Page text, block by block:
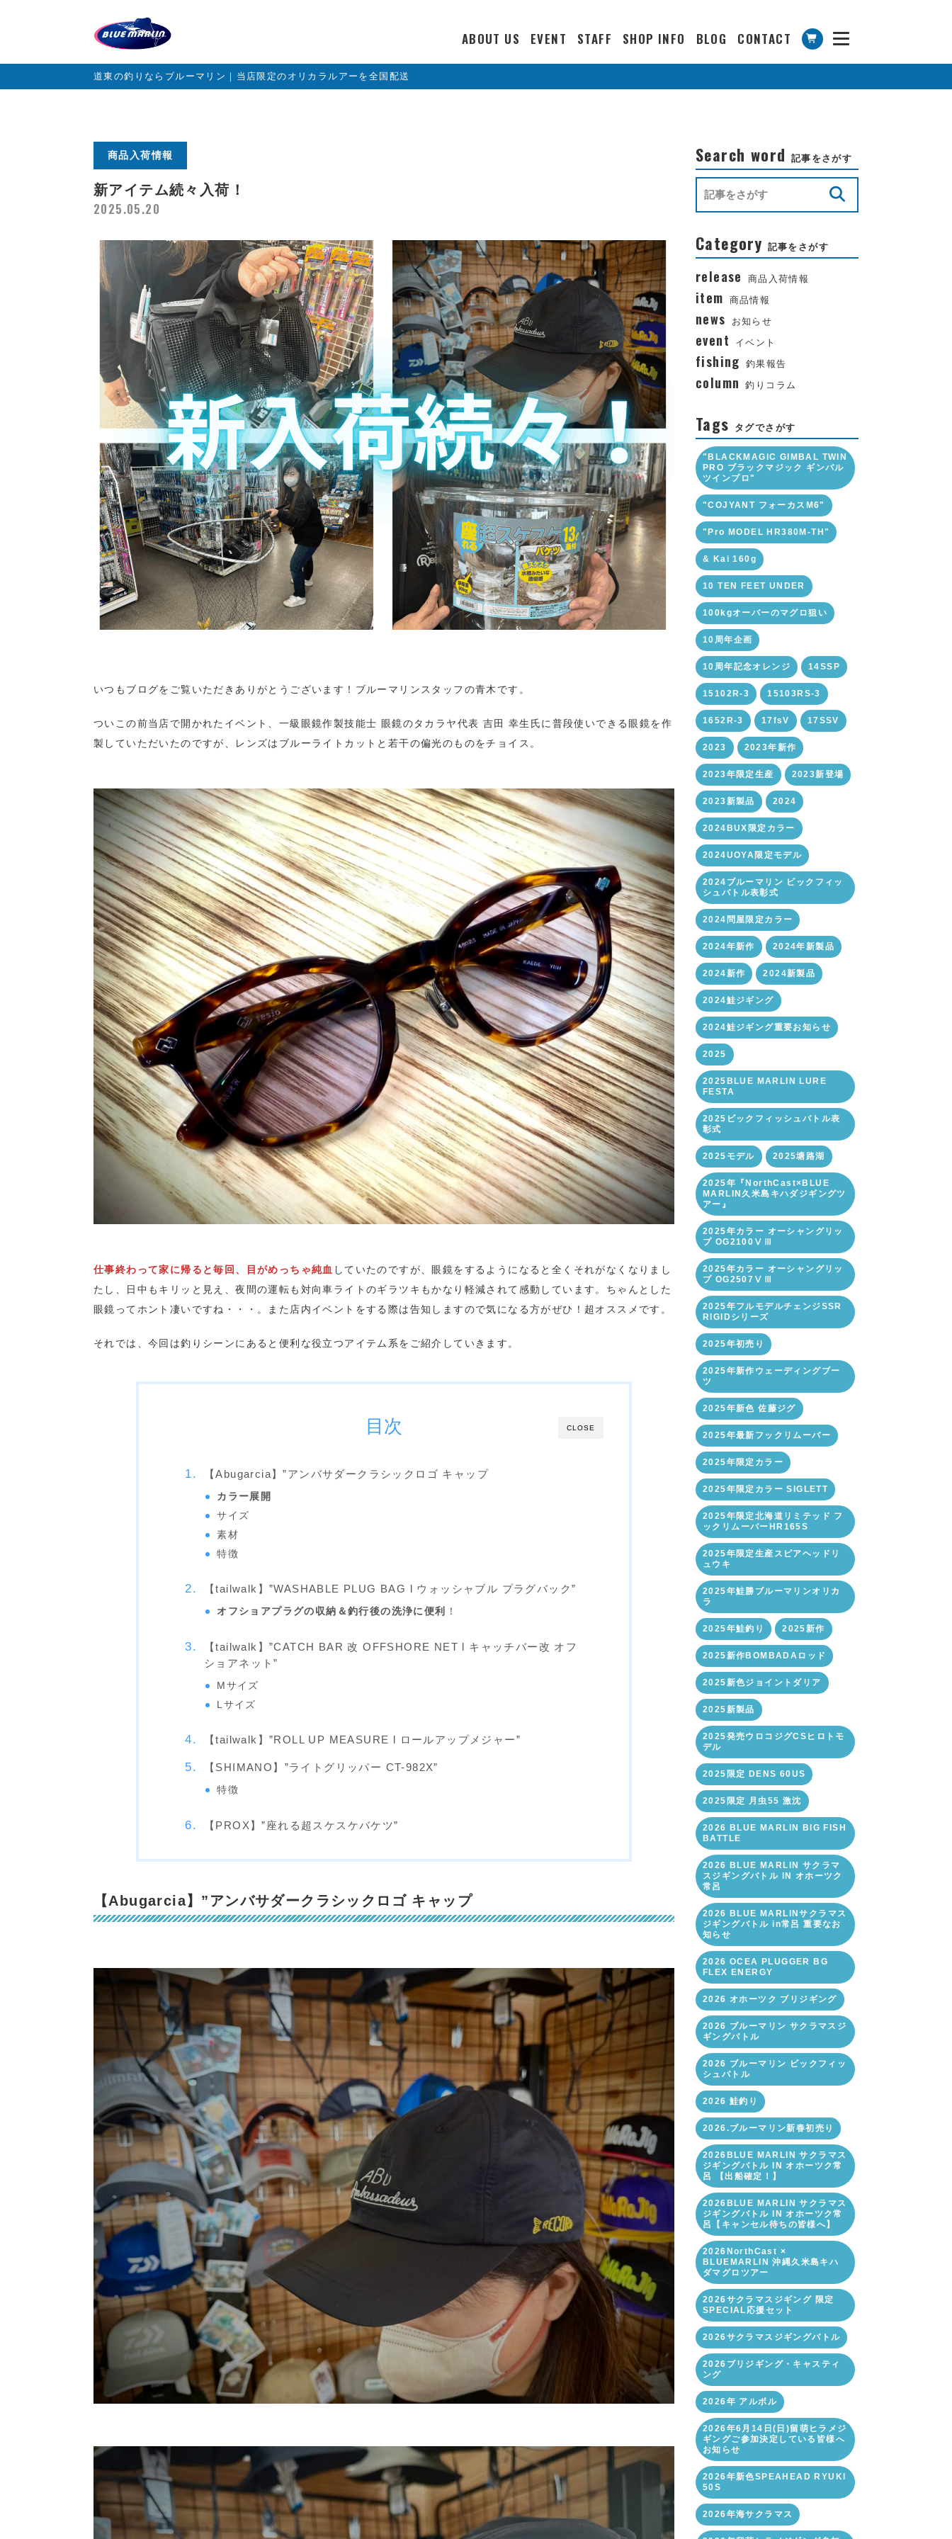
ABOUT US EVENT STAFF SHOP INFO BLOG CONTACT
道東の釣りならブルーマリン｜当店限定のオリカラルアーを全国配送
商品入荷情報
新アイテム続々入荷！
2025.05.20
いつもブログをご覧いただきありがとうございます！ブルーマリンスタッフの青木です。
ついこの前当店で開かれたイベント、一級眼鏡作製技能士 眼鏡のタカラヤ代表 吉田 幸生氏に普段使いできる眼鏡を作
製していただいたのですが、レンズはブルーライトカットと若干の偏光のものをチョイス。
仕事終わって家に帰ると毎回、目がめっちゃ純血 していたのですが、眼鏡をするようになると全くそれがなくなりまし
たし、日中もキリッと見え、夜間の運転も対向車ライトのギラツキもかなり軽減されて感動しています。ちゃんとした
眼鏡ってホント凄いですね・・・。また店内イベントをする際は告知しますので気になる方がぜひ！超オススメです。
それでは、今回は釣りシーンにあると便利な役立つアイテム系をご紹介していきます。
CLOSE
目次
【Abugarcia】”アンバサダークラシックロゴ キャップ
カラー展開
サイズ
素材
特徴
【tailwalk】”WASHABLE PLUG BAG l ウォッシャブル プラグバック”
オフショアプラグの収納＆釣行後の洗浄に便利 ！
【tailwalk】”CATCH BAR 改 OFFSHORE NET l キャッチバー改 オフ
ショアネット”
Mサイズ
Lサイズ
【tailwalk】”ROLL UP MEASURE l ロールアップメジャー”
【SHIMANO】”ライトグリッパー CT-982X”
特徴
【PROX】”座れる超スケスケバケツ”
【Abugarcia】”アンバサダークラシックロゴ キャップ
Search word 記事をさがす
Category 記事をさがす
release 商品入荷情報
item 商品情報
news お知らせ
event イベント
fishing 釣果報告
column 釣りコラム
Tags タグでさがす
"BLACKMAGIC GIMBAL TWIN
PRO ブラックマジック ギンバル
ツインプロ"
"COJYANT フォーカスM6"
"Pro MODEL HR380M-TH"
& Kai 160g
10 TEN FEET UNDER
100kgオーバーのマグロ狙い
10周年企画
10周年記念オレンジ 14SSP
15102R-3 15103RS-3
1652R-3 17fsV 17SSV
2023 2023年新作
2023年限定生産 2023新登場
2023新製品 2024
2024BUX限定カラー
2024UOYA限定モデル
2024ブルーマリン ビックフィッ
シュバトル表彰式
2024問屋限定カラー
2024年新作 2024年新製品
2024新作 2024新製品
2024鮭ジギング
2024鮭ジギング重要お知らせ
2025
2025BLUE MARLIN LURE
FESTA
2025ビックフィッシュバトル表
彰式
2025モデル 2025塘路湖
2025年『NorthCast×BLUE
MARLIN久米島キハダジギングツ
アー』
2025年カラー オーシャングリッ
プ OG2100ⅤⅢ
2025年カラー オーシャングリッ
プ OG2507ⅤⅢ
2025年フルモデルチェンジSSR
RIGIDシリーズ
2025年初売り
2025年新作ウェーディングブー
ツ
2025年新色 佐藤ジグ
2025年最新フックリムーバー
2025年限定カラー
2025年限定カラー SIGLETT
2025年限定北海道リミテッド フ
ックリムーバーHR165S
2025年限定生産スピアヘッドリ
ュウキ
2025年鮭勝ブルーマリンオリカ
ラ
2025年鮭釣り 2025新作
2025新作BOMBADAロッド
2025新色ジョイントダリア
2025新製品
2025発売ウロコジグCSヒロトモ
デル
2025限定 DENS 60US
2025限定 月虫55 激沈
2026 BLUE MARLIN BIG FISH
BATTLE
2026 BLUE MARLIN サクラマ
スジギングバトル IN オホーツク
常呂
2026 BLUE MARLINサクラマス
ジギングバトル in常呂 重要なお
知らせ
2026 OCEA PLUGGER BG
FLEX ENERGY
2026 オホーツク ブリジギング
2026 ブルーマリン サクラマスジ
ギングバトル
2026 ブルーマリン ビックフィッ
シュバトル
2026 鮭釣り
2026.ブルーマリン新春初売り
2026BLUE MARLIN サクラマス
ジギングバトル IN オホーツク常
呂 【出船確定！】
2026BLUE MARLIN サクラマス
ジギングバトル IN オホーツク常
呂【キャンセル待ちの皆様へ】
2026NorthCast ×
BLUEMARLIN 沖縄久米島キハ
ダマグロツアー
2026サクラマスジギング 限定
SPECIAL応援セット
2026サクラマスジギングバトル
2026ブリジギング・キャスティ
ング
2026年 アルボル
2026年6月14日(日)留萌ヒラメジ
ギングご参加決定している皆様へ
お知らせ
2026年新色SPEAHEAD RYUKI
50S
2026年海サクラマス